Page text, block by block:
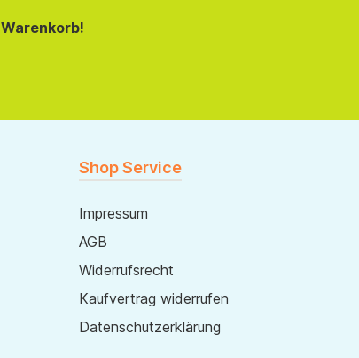
Warenkorb!
Shop Service
Impressum
AGB
Widerrufsrecht
Kaufvertrag widerrufen
Datenschutzerklärung